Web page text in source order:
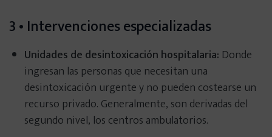
3 • Intervenciones especializadas
Unidades de desintoxicación hospitalaria: Donde
ingresan las personas que necesitan una
desintoxicación urgente y no pueden costearse un
recurso privado. Generalmente, son derivadas del
segundo nivel, los centros ambulatorios.